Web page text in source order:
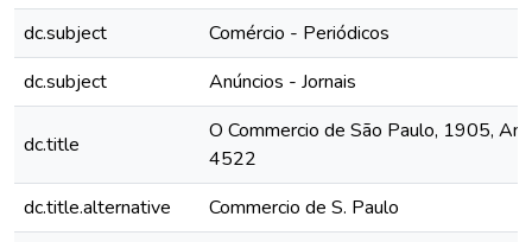
dc.subject
Comércio - Periódicos
dc.subject
Anúncios - Jornais
dc.title
O Commercio de São Paulo, 1905,
4522
dc.title.alternative
Commercio de S. Paulo